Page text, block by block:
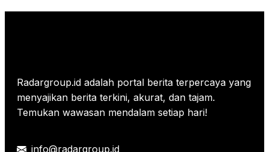
Radargroup.id adalah portal berita terpercaya yang
menyajikan berita terkini, akurat, dan tajam.
Temukan wawasan mendalam setiap hari!
info@radargroup.id